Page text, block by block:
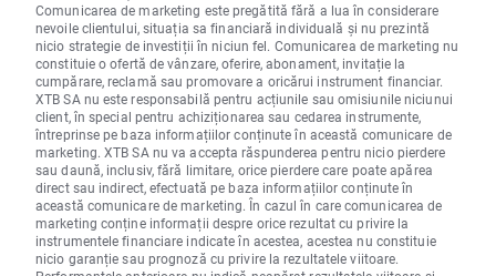
Comunicarea de marketing este pregătită fără a lua în considerare
nevoile clientului, situația sa financiară individuală și nu prezintă
nicio strategie de investiții în niciun fel. Comunicarea de marketing nu
constituie o ofertă de vânzare, oferire, abonament, invitație la
cumpărare, reclamă sau promovare a oricărui instrument financiar.
XTB SA nu este responsabilă pentru acțiunile sau omisiunile niciunui
client, în special pentru achiziționarea sau cedarea instrumente,
întreprinse pe baza informațiilor conținute în această comunicare de
marketing. XTB SA nu va accepta răspunderea pentru nicio pierdere
sau daună, inclusiv, fără limitare, orice pierdere care poate apărea
direct sau indirect, efectuată pe baza informațiilor conținute în
această comunicare de marketing. În cazul în care comunicarea de
marketing conține informații despre orice rezultat cu privire la
instrumentele financiare indicate în acestea, acestea nu constituie
nicio garanție sau prognoză cu privire la rezultatele viitoare.